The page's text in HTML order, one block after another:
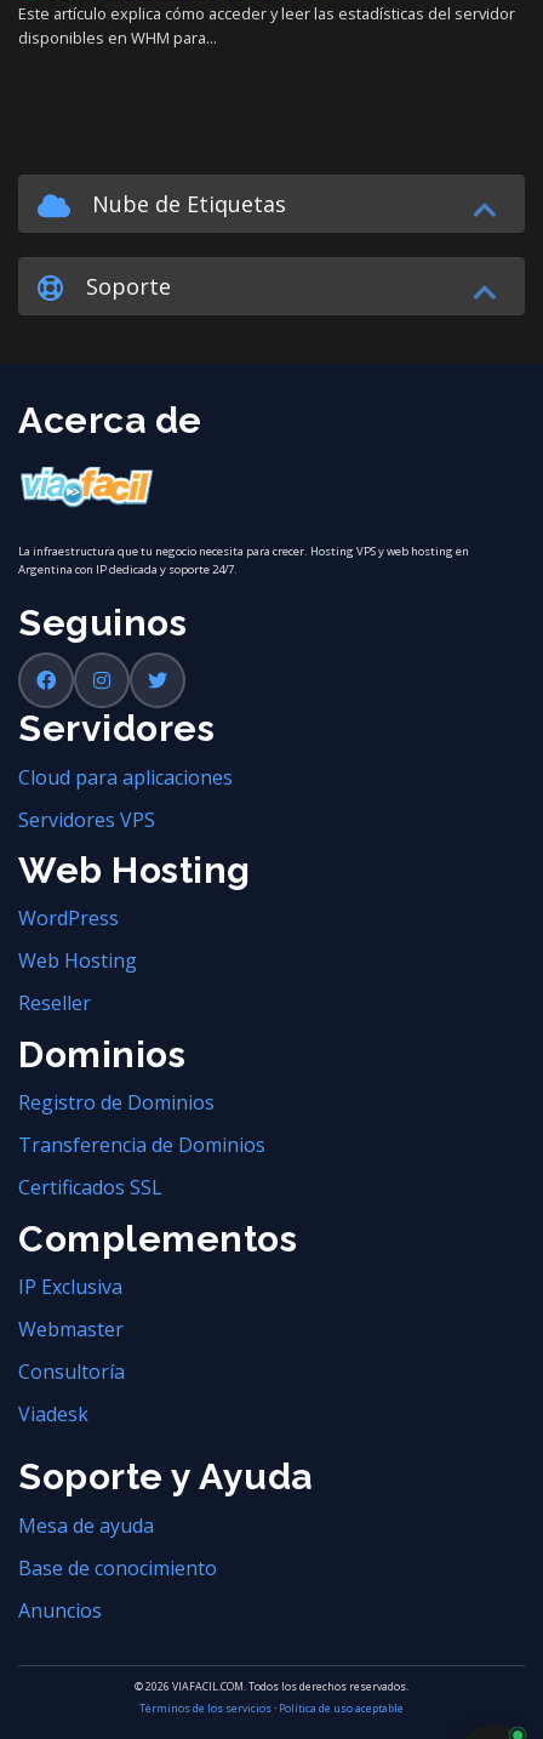
Este artículo explica cómo acceder y leer las estadísticas del servidor
disponibles en WHM para...
Nube de Etiquetas
Soporte
Acerca de
La infraestructura que tu negocio necesita para crecer. Hosting VPS y web hosting en
Argentina con IP dedicada y soporte 24/7.
Seguinos
Servidores
Cloud para aplicaciones
Servidores VPS
Web Hosting
WordPress
Web Hosting
Reseller
Dominios
Registro de Dominios
Transferencia de Dominios
Certificados SSL
Complementos
IP Exclusiva
Webmaster
Consultoría
Viadesk
Soporte y Ayuda
Mesa de ayuda
Base de conocimiento
Anuncios
© 2026 VIAFACIL.COM. Todos los derechos reservados.
Términos de los servicios· Política de uso aceptable